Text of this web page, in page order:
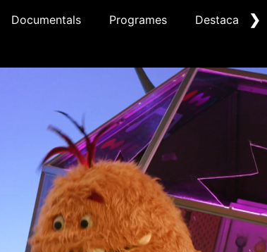
Documentals Programes Destacat ❯